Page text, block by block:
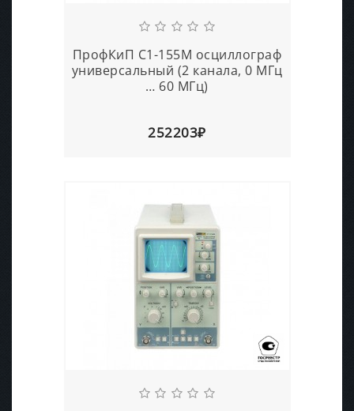
ПрофКиП С1-155М осциллограф
универсальный (2 канала, 0 МГц
… 60 МГц)
252203₽